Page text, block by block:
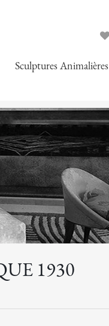
Sculptures Animalières
1930